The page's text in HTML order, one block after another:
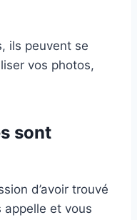
ils peuvent se
vos photos,
sont
d’avoir trouvé
appelle et vous